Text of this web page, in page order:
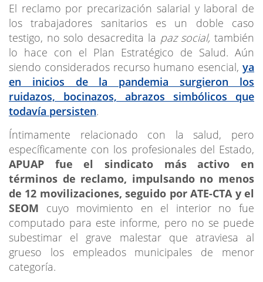
El reclamo por precarización salarial y laboral de
los trabajadores sanitarios es un doble caso
testigo, no solo desacredita la paz social, también
lo hace con el Plan Estratégico de Salud. Aún
siendo considerados recurso humano esencial, ya
en inicios de la pandemia surgieron los
ruidazos, bocinazos, abrazos simbólicos que
todavía persisten.
Íntimamente relacionado con la salud, pero
específicamente con los profesionales del Estado,
APUAP fue el sindicato más activo en
términos de reclamo, impulsando no menos
de 12 movilizaciones, seguido por ATE-CTA y el
SEOM cuyo movimiento en el interior no fue
computado para este informe, pero no se puede
subestimar el grave malestar que atraviesa al
grueso los empleados municipales de menor
categoría.